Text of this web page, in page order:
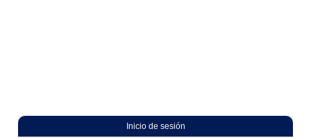
Inicio de sesión